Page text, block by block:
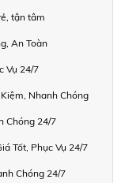
tận tâm
An Toàn
Vụ 24/7
Nhanh Chóng
Chóng 24/7
Tốt, Phục Vụ 24/7
Chóng 24/7